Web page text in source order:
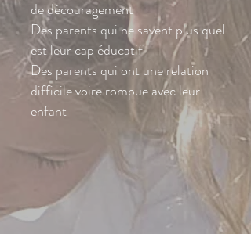
de découragement
Des parents qui ne savent plus quel
est leur cap éducatif
Des parents qui ont une relation
difficile voire rompue avec leur
enfant